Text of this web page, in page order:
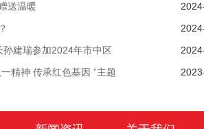
送温暖
孙建瑞参加2024年市中区
精神 传承红色基因 ”主题